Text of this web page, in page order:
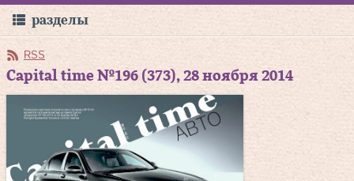
разделы
RSS
Capital time №196 (373), 28 ноября 2014